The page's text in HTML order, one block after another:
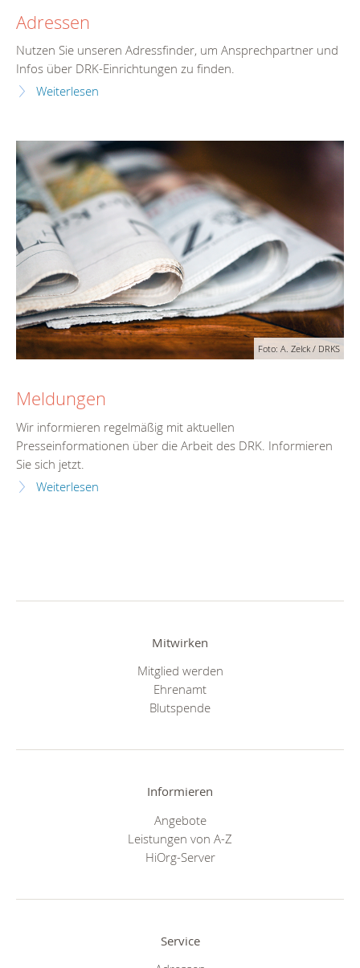
Adressen
Nutzen Sie unseren Adressfinder, um Ansprechpartner und
Infos über DRK-Einrichtungen zu finden.
Weiterlesen
Foto: A. Zelck / DRKS
Meldungen
Wir informieren regelmäßig mit aktuellen
Presseinformationen über die Arbeit des DRK. Informieren
Sie sich jetzt.
Weiterlesen
Mitwirken
Mitglied werden
Ehrenamt
Blutspende
Informieren
Angebote
Leistungen von A-Z
HiOrg-Server
Service